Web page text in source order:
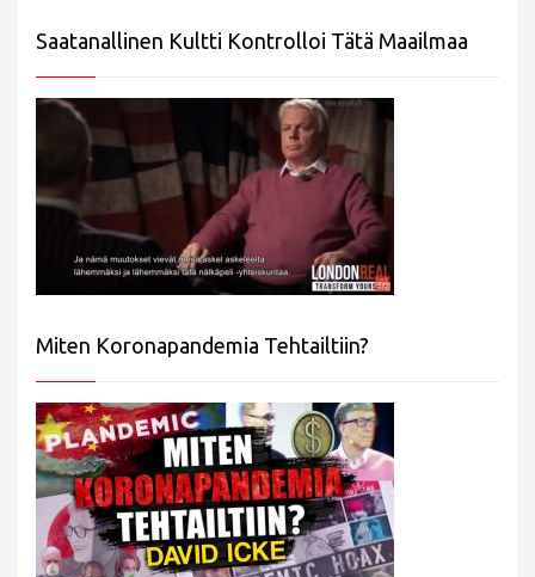
Saatanallinen Kultti Kontrolloi Tätä Maailmaa
Miten Koronapandemia Tehtailtiin?